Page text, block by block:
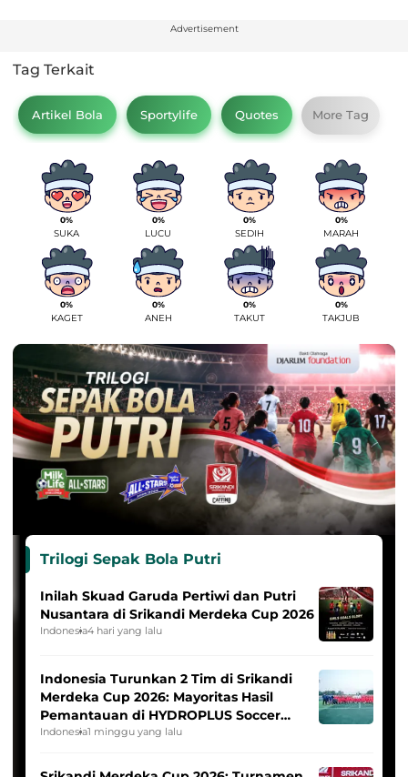
Advertisement
Tag Terkait
Artikel Bola Sportylife Quotes More Tag
0%
SUKA
0%
LUCU
0%
SEDIH
0%
MARAH
0%
KAGET
0%
ANEH
0%
TAKUT
0%
TAKJUB
Trilogi Sepak Bola Putri
Inilah Skuad Garuda Pertiwi dan Putri
Nusantara di Srikandi Merdeka Cup 2026
Indonesia4 hari yang lalu
Indonesia Turunkan 2 Tim di Srikandi
Merdeka Cup 2026: Mayoritas Hasil
Pemantauan di HYDROPLUS Soccer
League
Indonesia1 minggu yang lalu